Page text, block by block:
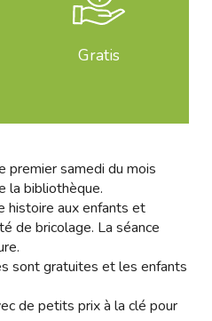
Gratis
premier samedi du mois
la bibliothèque.
histoire aux enfants et
de bricolage. La séance
sont gratuites et les enfants
de petits prix à la clé pour